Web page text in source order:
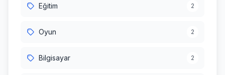
Eğitim 2
Oyun 2
Bilgisayar 2